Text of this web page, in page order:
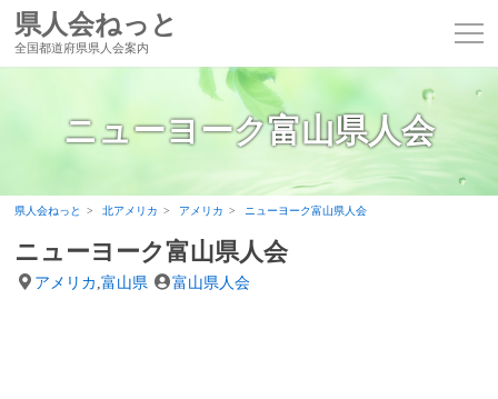
県人会ねっと
全国都道府県県人会案内
ニューヨーク富山県人会
県人会ねっと 北アメリカ アメリカ ニューヨーク富山県人会
ニューヨーク富山県人会
アメリカ ,富山県 富山県人会